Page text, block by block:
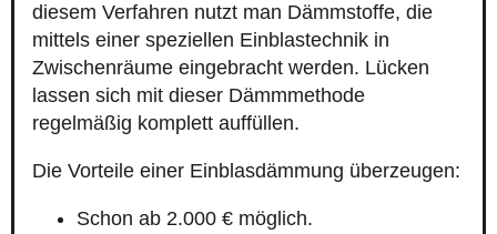
diesem Verfahren nutzt man Dämmstoffe, die
mittels einer speziellen Einblastechnik in
Zwischenräume eingebracht werden. Lücken
lassen sich mit dieser Dämmmethode
regelmäßig komplett auffüllen.
Die Vorteile einer Einblasdämmung überzeugen:
Schon ab 2.000 € möglich.